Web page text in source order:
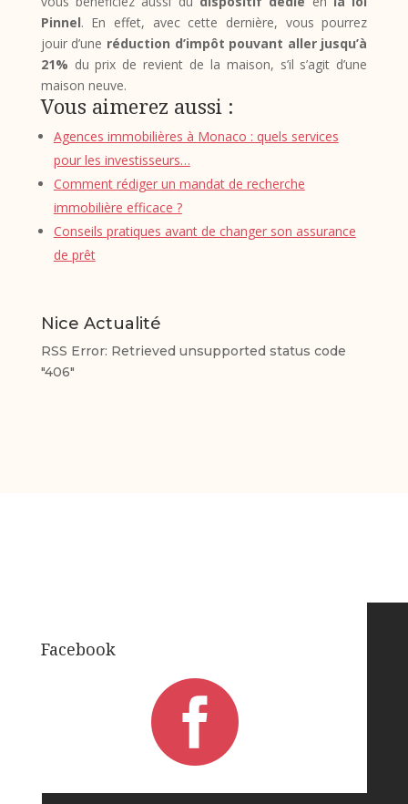
Pinnel. En effet, avec cette dernière, vous pourrez
jouir d’une réduction d’impôt pouvant aller jusqu’à
21% du prix de revient de la maison, s’il s’agit d’une
maison neuve.
Vous aimerez aussi :
Agences immobilières à Monaco : quels services
pour les investisseurs…
Comment rédiger un mandat de recherche
immobilière efficace ?
Conseils pratiques avant de changer son assurance
de prêt
Nice Actualité
RSS Error: Retrieved unsupported status code
"406"
Facebook
